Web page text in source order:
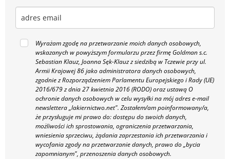
Wyrażam zgodę na przetwarzanie moich danych osobowych,
wskazanych w powyższym formularzu przez firmę Goldman s.c.
Sebastian Klauz, Joanna Sęk-Klauz z siedzibą w Tczewie przy ul.
Armii Krajowej 86 jako administratora danych osobowych,
zgodnie z Rozporządzeniem Parlamentu Europejskiego i Rady (UE)
2016/679 z dnia 27 kwietnia 2016 (RODO) oraz ustawą O
ochronie danych osobowych w celu wysyłki na mój adres e-mail
newslettera „lakiernictwo.net". Zostałem/am poinformowany/a,
że przysługuje mi prawo do: dostępu do swoich danych,
możliwości ich sprostowania, ograniczenia przetwarzania,
wniesienia sprzeciwu, żądania zaprzestania ich przetwarzania i
wycofania zgody na przetwarzanie danych, prawo do „bycia
zapomnianym", przenoszenia danych osobowych.